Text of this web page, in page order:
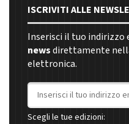
ISCRIVITI ALLE
Inserisci il tuo indirizzo
newsdirettamente
elettronica.
Indirizzo email
Scegli le tue edizioni: